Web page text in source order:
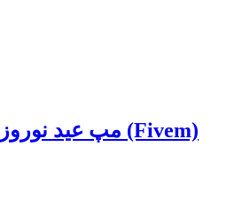
مپ عید نوروز برای فایوام (Fivem)